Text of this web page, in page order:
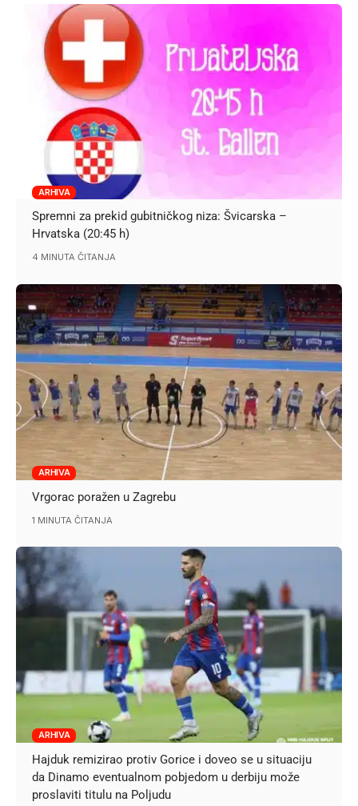
ARHIVA
Spremni za prekid gubitničkog niza: Švicarska –
Hrvatska (20:45 h)
4 MINUTA ČITANJA
ARHIVA
Vrgorac poražen u Zagrebu
1 MINUTA ČITANJA
ARHIVA
Hajduk remizirao protiv Gorice i doveo se u situaciju
da Dinamo eventualnom pobjedom u derbiju može
proslaviti titulu na Poljudu